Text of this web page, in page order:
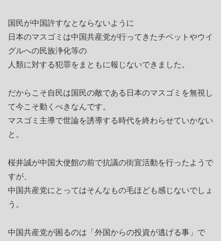
国民が中国許すなとならないように
日本のマスゴミは中国共産党が行ってきたチベットやウイ
グルへの民族浄化等の
人類に対する犯罪をまともに報じないできました。
だからこそ自民は国民の敵である日本のマスゴミを無視し
て今こそ動くべきなんです。
マスゴミ主導で世論を誘導する時代を終わらせていかない
と。
桜井誠が中国大使館の前で抗議の街宣活動を行ったようで
すが、
中国共産党にとってはそんなもの毛ほども感じないでしょ
う。
中国共産党が困るのは「外国からの投資が逃げる事」で